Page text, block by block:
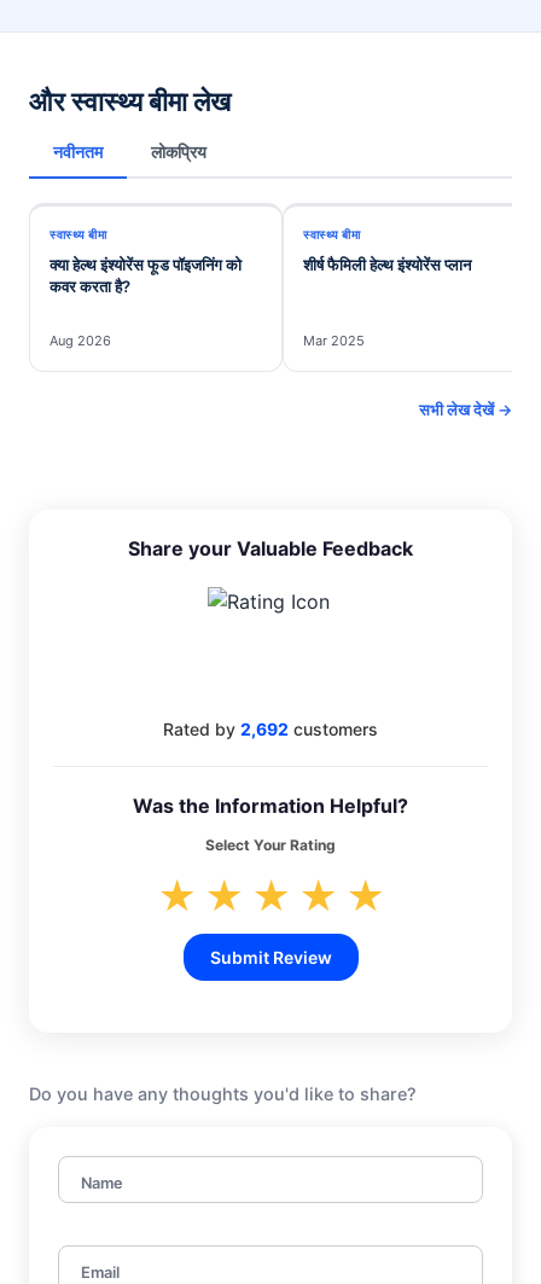
किया जा सकता है। इन मुद्दों को कुछ योजनाओं द्वारा कवर किया जा
हैं।
और स्वास्थ्य बीमा लेख
नवीनतम लोकप्रिय
स्वास्थ्य बीमा
क्या हेल्थ इंश्योरेंस फूड पॉइजनिंग को
कवर करता है?
Aug 2026
स्वास्थ्य बीमा
शीर्ष फैमिली हेल्थ इंश्योरेंस प्लान
Mar 2025
सभी लेख देखें →
Share your Valuable Feedback
Rated by 2,692 customers
Was the Information Helpful?
Select Your Rating
★ ★ ★ ★ ★
Submit Review
Do you have any thoughts you'd like to share?
Name
Email